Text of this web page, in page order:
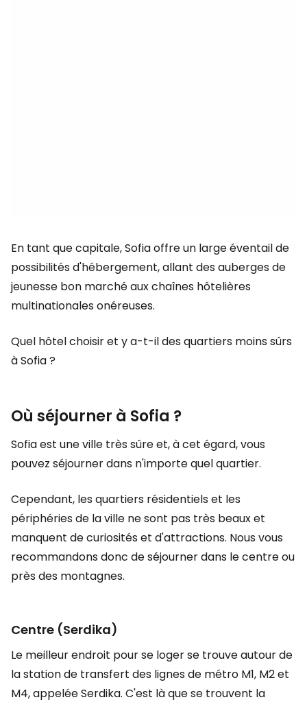
En tant que capitale, Sofia offre un large éventail de
possibilités d'hébergement, allant des auberges de
jeunesse bon marché aux chaînes hôtelières
multinationales onéreuses.
Quel hôtel choisir et y a-t-il des quartiers moins sûrs
à Sofia ?
Où séjourner à Sofia ?
Sofia est une ville très sûre et, à cet égard, vous
pouvez séjourner dans n'importe quel quartier.
Cependant, les quartiers résidentiels et les
périphéries de la ville ne sont pas très beaux et
manquent de curiosités et d'attractions. Nous vous
recommandons donc de séjourner dans le centre ou
près des montagnes.
Centre (Serdika)
Le meilleur endroit pour se loger se trouve autour de
la station de transfert des lignes de métro M1, M2 et
M4, appelée Serdika. C'est là que se trouvent la